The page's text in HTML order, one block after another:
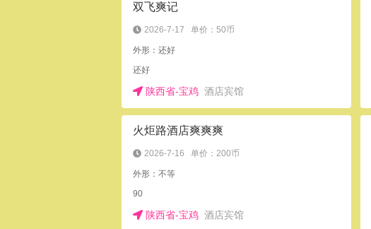
双飞爽记
2026-7-17 单价：50币
外形：还好
还好
陕西省-宝鸡 酒店宾馆
火炬路酒店爽爽爽
2026-7-16 单价：200币
外形：不等
90
陕西省-宝鸡 酒店宾馆